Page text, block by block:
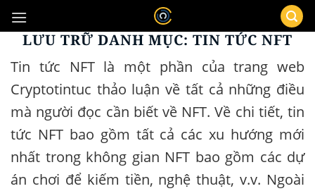
qua
dung
LƯU TRỮ DANH MỤC: TIN TỨC NFT
Tin tức NFT là một phần của trang web
Cryptotintuc thảo luận về tất cả những điều
mà người đọc cần biết về NFT. Về chi tiết, tin
tức NFT bao gồm tất cả các xu hướng mới
nhất trong không gian NFT bao gồm các dự
án chơi để kiếm tiền, nghệ thuật, v.v. Ngoài